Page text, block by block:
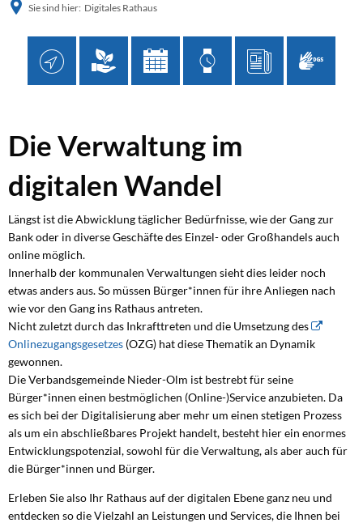
Sie sind hier: Digitales Rathaus
Digitales
Die Verwaltung im
digitalen Wandel
Längst ist die Abwicklung täglicher Bedürfnisse, wie der Gang zur
Bank oder in diverse Geschäfte des Einzel- oder Großhandels auch
online möglich.
Innerhalb der kommunalen Verwaltungen sieht dies leider noch
etwas anders aus. So müssen Bürger*innen für ihre Anliegen nach
wie vor den Gang ins Rathaus antreten.
Nicht zuletzt durch das Inkrafttreten und die Umsetzung des
Onlinezugangsgesetzes (OZG) hat diese Thematik an Dynamik
gewonnen.
Die Verbandsgemeinde Nieder-Olm ist bestrebt für seine
Bürger*innen einen bestmöglichen (Online-)Service anzubieten. Da
es sich bei der Digitalisierung aber mehr um einen stetigen Prozess
als um ein abschließbares Projekt handelt, besteht hier ein enormes
Entwicklungspotenzial, sowohl für die Verwaltung, als aber auch für
die Bürger*innen und Bürger.
Erleben Sie also Ihr Rathaus auf der digitalen Ebene ganz neu und
entdecken so die Vielzahl an Leistungen und Services, die Ihnen bei